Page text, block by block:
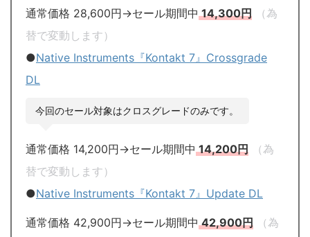
通常価格 28,600円→セール期間中14,300円
（為
替で変動します）
●Native Instruments『Kontakt 7』Crossgrade
DL
今回のセール対象はクロスグレードのみです。
通常価格 14,200円→セール期間中14,200円
（為
替で変動します）
●Native Instruments『Kontakt 7』Update DL
通常価格 42,900円→セール期間中42,900円
（為